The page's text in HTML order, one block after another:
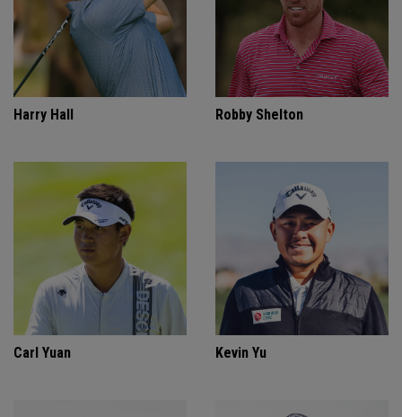
Harry Hall Robby Shelton
Carl Yuan Kevin Yu